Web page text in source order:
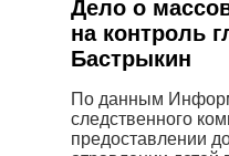
Дело о
на контроль
Бастрыкин
По данным
следственного
предоставлении